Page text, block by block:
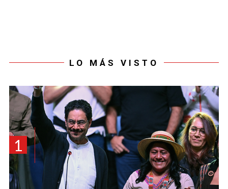
LO MÁS VISTO
1